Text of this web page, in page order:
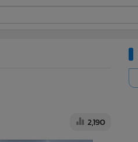
2,190